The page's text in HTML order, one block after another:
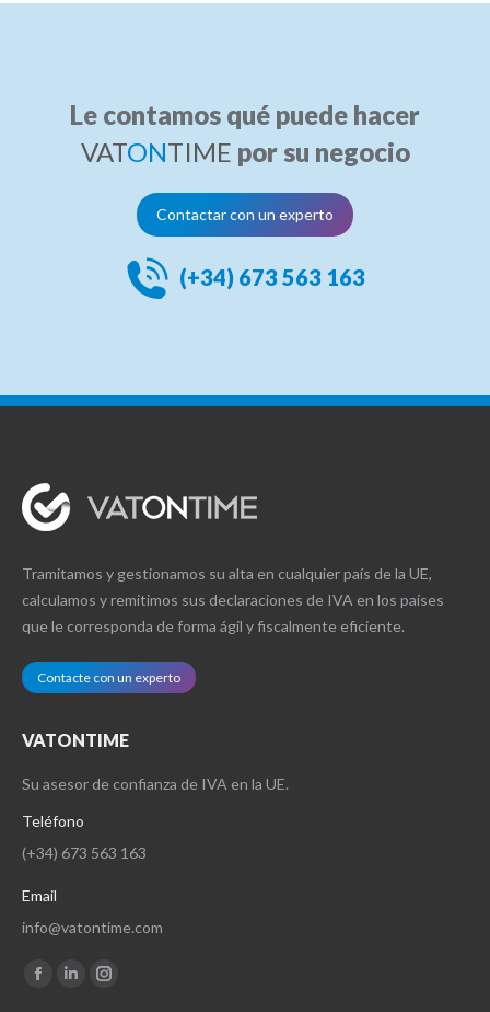
Le contamos qué puede hacer
VATONTIME por su negocio
Contactar con un experto
(+34) 673 563 163
Tramitamos y gestionamos su alta en cualquier país de la UE,
calculamos y remitimos sus declaraciones de IVA en los países
que le corresponda de forma ágil y fiscalmente eficiente.
Contacte con un experto
VATONTIME
Su asesor de confianza de IVA en la UE.
Teléfono
(+34) 673 563 163
Email
info@vatontime.com
Encuéntranos en:
Facebook
LinkedinInstagram